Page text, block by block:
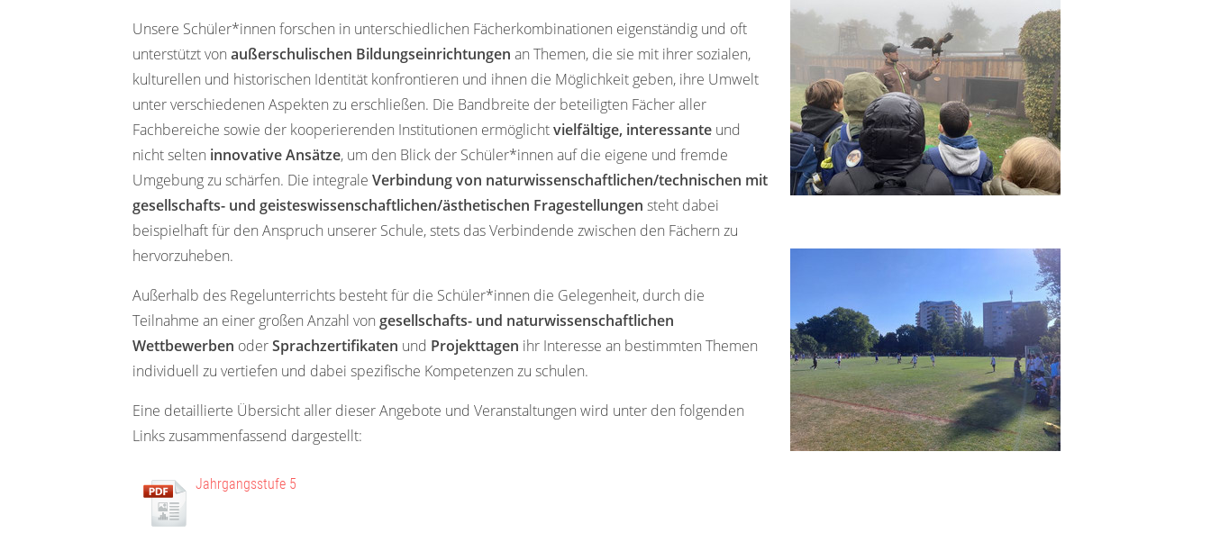
Unsere Schüler*innen forschen in unterschiedlichen Fächerkombinationen eigenständig und oft
unterstützt von außerschulischen Bildungseinrichtungen an Themen, die sie mit ihrer sozialen,
kulturellen und historischen Identität konfrontieren und ihnen die Möglichkeit geben, ihre Umwelt
unter verschiedenen Aspekten zu erschließen. Die Bandbreite der beteiligten Fächer aller
Fachbereiche sowie der kooperierenden Institutionen ermöglichtvielfältige, interessante und
nicht selten innovative Ansätze, um den Blick der Schüler*innen auf die eigene und fremde
Umgebung zu schärfen. Die integrale Verbindung von naturwissenschaftlichen/technischen mit
gesellschafts- und geisteswissenschaftlichen/ästhetischen Fragestellungen steht dabei
beispielhaft für den Anspruch unserer Schule, stets das Verbindende zwischen den Fächern zu
hervorzuheben.
Außerhalb des Regelunterrichts besteht für die Schüler*innen die Gelegenheit, durch die
Teilnahme an einer großen Anzahl von gesellschafts- und naturwissenschaftlichen
Wettbewerben oderSprachzertifikaten und Projekttagen ihr Interesse an bestimmten Themen
individuell zu vertiefen und dabei spezifische Kompetenzen zu schulen.
Eine detaillierte Übersicht aller dieser Angebote und Veranstaltungen wird unter den folgenden
Links zusammenfassend dargestellt:
Jahrgangsstufe 5